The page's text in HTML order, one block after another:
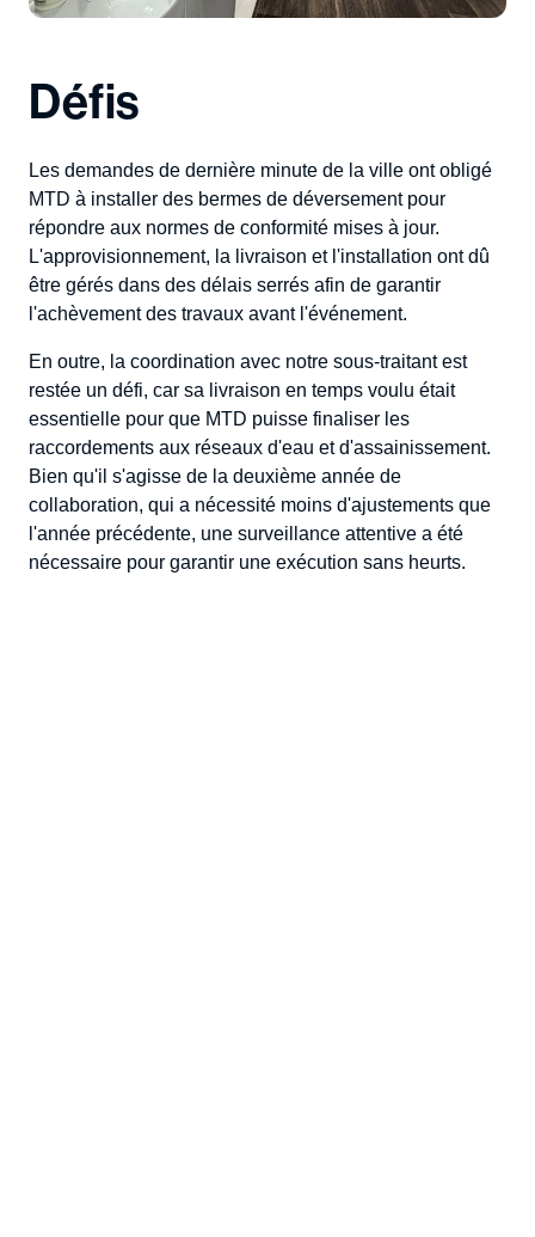
Défis
Les demandes de dernière minute de la ville ont obligé
MTD à installer des bermes de déversement pour
répondre aux normes de conformité mises à jour.
L'approvisionnement, la livraison et l'installation ont dû
être gérés dans des délais serrés afin de garantir
l'achèvement des travaux avant l'événement.
En outre, la coordination avec notre sous-traitant est
restée un défi, car sa livraison en temps voulu était
essentielle pour que MTD puisse finaliser les
raccordements aux réseaux d'eau et d'assainissement.
Bien qu'il s'agisse de la deuxième année de
collaboration, qui a nécessité moins d'ajustements que
l'année précédente, une surveillance attentive a été
nécessaire pour garantir une exécution sans heurts.